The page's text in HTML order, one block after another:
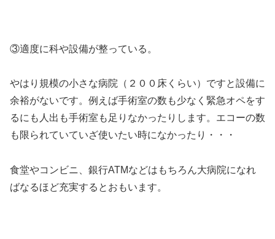
③適度に科や設備が整っている。
やはり規模の小さな病院（２００床くらい）ですと設備に
余裕がないです。例えば手術室の数も少なく緊急オペをす
るにも人出も手術室も足りなかったりします。エコーの数
も限られていていざ使いたい時になかったり・・・
食堂やコンビニ、銀行ATMなどはもちろん大病院になれ
ばなるほど充実するとおもいます。